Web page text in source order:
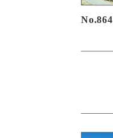
No.864